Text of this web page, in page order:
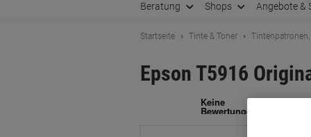
Beratung Shops Angebote &
Startseite Tinte & Toner
Epson T5916